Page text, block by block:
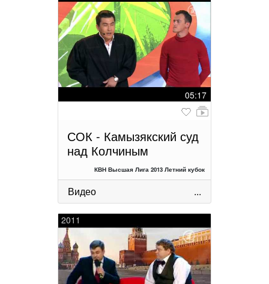
05:17
СОК - Камызякский суд
над Колчиным
КВН Высшая Лига 2013 Летний кубок
Видео ...
2011